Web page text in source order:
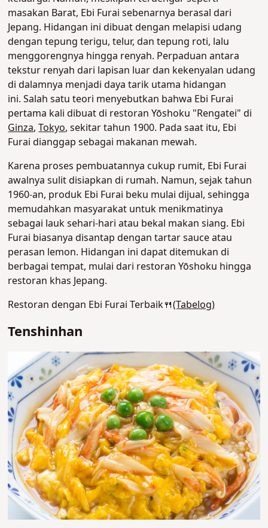
masakan Barat, Ebi Furai sebenarnya berasal dari
Jepang. Hidangan ini dibuat dengan melapisi udang
dengan tepung terigu, telur, dan tepung roti, lalu
menggorengnya hingga renyah. Perpaduan antara
tekstur renyah dari lapisan luar dan kekenyalan udang
di dalamnya menjadi daya tarik utama hidangan
ini.Salah satu teori menyebutkan bahwa Ebi Furai
pertama kali dibuat di restoran Yōshoku "Rengatei" di
Ginza,Tokyo, sekitar tahun 1900. Pada saat itu, Ebi
Furai dianggap sebagai makanan mewah.
Karena proses pembuatannya cukup rumit, Ebi Furai
awalnya sulit disiapkan di rumah. Namun, sejak tahun
1960-an, produk Ebi Furai beku mulai dijual, sehingga
memudahkan masyarakat untuk menikmatinya
sebagai lauk sehari-hari atau bekal makan siang. Ebi
Furai biasanya disantap dengan tartar sauce atau
perasan lemon. Hidangan ini dapat ditemukan di
berbagai tempat, mulai dari restoran Yōshoku hingga
restoran khas Jepang.
Restoran dengan Ebi Furai Terbaik🍴(Tabelog)
Tenshinhan